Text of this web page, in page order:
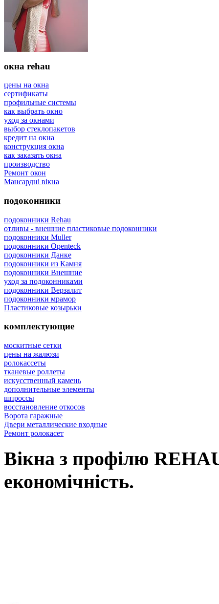
окна rehau
цены на окна
сертификаты
профильные системы
как выбрать окно
уход за окнами
выбор стеклопакетов
кредит на окна
конструкция окна
как заказать окна
производство
Ремонт окон
Мансардні вікна
подоконники
подоконники Rehau
отливы - внешние пластиковые подоконники
подоконники Muller
подоконники Openteck
подоконники Данке
подоконники из Камня
подоконники Внешние
уход за подоконниками
подоконники Верзалит
подоконники мрамор
Пластиковые козырьки
комплектующие
москитные сетки
цены на жалюзи
ролокассеты
тканевые роллеты
искусственный камень
дополнительные элементы
шпроссы
восcтановление откосов
Ворота гаражные
Двери металлические входные
Ремонт ролокасет
Вікна з профілю
економічність.